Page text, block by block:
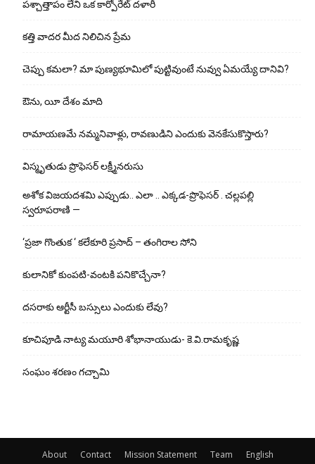
పశ్చాత్తాపం లేని ఒక కార్పోరేట్ దళారీ
కత్తి వాదర మీద నిలిచిన ప్రేమ
చెప్పు క‌మ‌లా? మా పుణ్యభూమిలో పుట్టివుంటే నువ్వు ఏమయ్యే దానివి?
ఔను, యీ దేశం మాది
రామాయణమే నమ్మనివాళ్లు, రావణుడిని ఎందుకు వెనకేసుకొస్తారు?
విస్మృతుడు ప్రొఫెసర్ లక్ష్మీనరుసు
అశోక విజ‌య‌ద‌శ‌మి ఎప్పుడు.. ఎలా .. ఎక్క‌డ‌-ప్రొఫెసర్ . చల్లపల్లి
స్వరూపరాణి —
‘ప్రజా గొంతుక ‘ కలేకూరి ప్రసాద్ – తంగిరాల సోని
కులానికో కుంప‌టి-వంట‌కి ప‌నికొచ్చేనా?
ద‌స‌రాకు ఆర్టీసీ బ‌స్సులు ఎందుకు లేవు?
కూచిపూడి నాట్య మ‌యూరి శోభానాయుడు- కె.వి.రామకృష్ణ
సంఘం శరణం గచ్చామి
About Contact Mission Statement Team English